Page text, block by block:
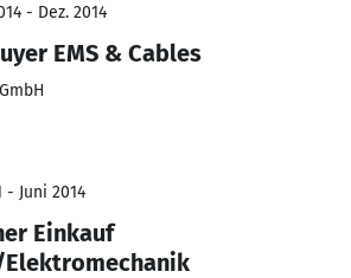
- Dez. 2014
EMS & Cables
- Juni 2014
Einkauf